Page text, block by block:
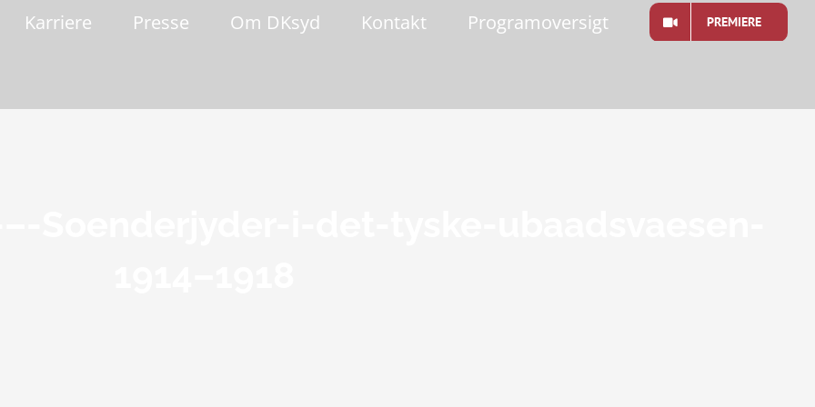
Karriere Presse Om DKsyd Kontakt Programoversigt PREMIERE